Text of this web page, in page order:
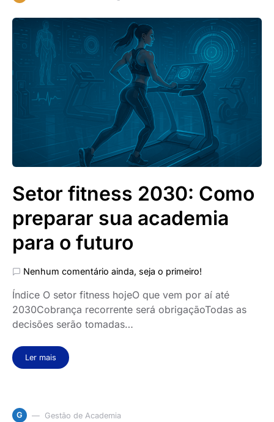
Setor fitness 2030: Como
preparar sua academia
para o futuro
Nenhum comentário ainda, seja o primeiro!
Índice O setor fitness hojeO que vem por aí até
2030Cobrança recorrente será obrigaçãoTodas as
decisões serão tomadas…
Ler mais
G Gestão de Academia